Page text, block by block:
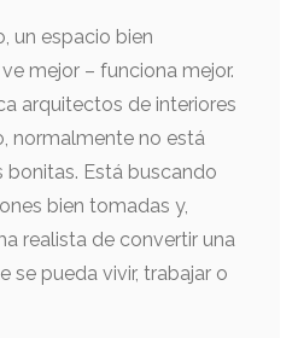
un espacio bien
mejor – funciona mejor.
arquitectos de interiores
normalmente no está
bonitas. Está buscando
bien tomadas y,
realista de convertir una
se pueda vivir, trabajar o